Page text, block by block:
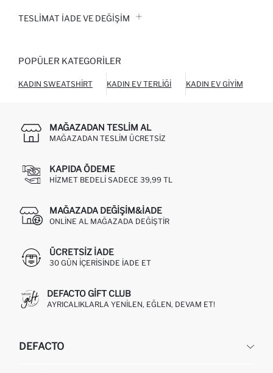
TESLIMAT İADE VE DEĞIŞIM
POPÜLER KATEGORILER
KADIN SWEATSHIRT KADIN EV TERLIĞI KADIN EV GIYIM
MAĞAZADAN TESLIM AL
MAĞAZADAN TESLIM ÜCRETSIZ
KAPIDA ÖDEME
HIZMET BEDELI SADECE 39,99 TL
MAĞAZADA DEĞIŞIM&İADE
ONLINE AL MAĞAZADA DEĞIŞTIR
ÜCRETSIZ IADE
30 GÜN IÇERISINDE IADE ET
DEFACTO GIFT CLUB
AYRICALIKLARLA YENILEN, EĞLEN, DEVAM ET!
DEFACTO